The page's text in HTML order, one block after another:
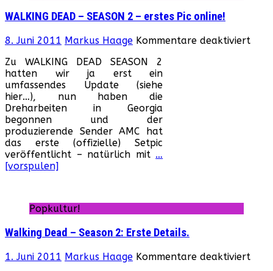
WALKING DEAD – SEASON 2 – erstes Pic online!
8. Juni 2011 Markus Haage Kommentare deaktiviertfür
Zu WALKING DEAD SEASON 2
hatten wir ja erst ein
umfassendes Update (siehe
hier…), nun haben die
Dreharbeiten in Georgia
begonnen und der
produzierende Sender AMC hat
das erste (offizielle) Setpic
veröffentlicht – natürlich mit …
[vorspulen]
Popkultur!
Walking Dead – Season 2: Erste Details.
1. Juni 2011 Markus Haage Kommentare deaktiviert